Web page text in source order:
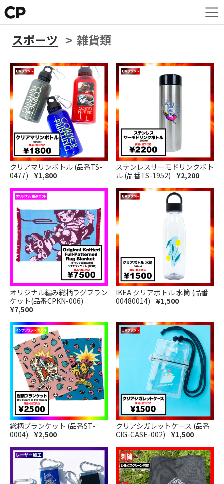
スポーツ 雑貨類
クリアマリンボトル (品番TS-
0477) ¥1,800
ステンレスサーモドリンクボト
ル (品番TS-1952) ¥2,200
オリジナル編み総柄ラグブラン
ケット(品番CPKN-006)
¥7,500
IKEA クリアボトル 水筒 (品番
00480014) ¥1,500
総柄ブランケット (品番ST-
0004) ¥2,500
クリアシガレットケース (品番
CIG-CASE-002) ¥1,500